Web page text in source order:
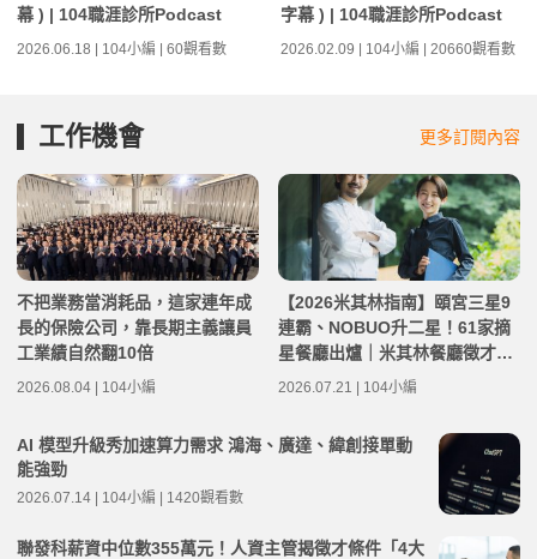
幕 ) | 104職涯診所Podcast
2026.06.18 | 104小編 | 60觀看數
字幕 ) | 104職涯診所Podcast
2026.02.09 | 104小編 | 20660觀看數
工作機會 更多訂閱內容
不把業務當消耗品，這家連年成
長的保險公司，靠長期主義讓員
工業績自然翻10倍
2026.08.04 | 104小編
【2026米其林指南】頤宮三星9
連霸、NOBUO升二星！61家摘
星餐廳出爐｜米其林餐廳徵才機
會
2026.07.21 | 104小編
AI 模型升級秀加速算力需求 鴻海、廣達、緯創接單動
能強勁
2026.07.14 | 104小編 | 1420觀看數
聯發科薪資中位數355萬元！人資主管揭徵才條件「4大